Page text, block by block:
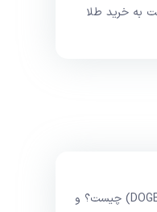
به خرید طلا
ارز دیجیتال دوج کوین (DOGE) چیست؟ و